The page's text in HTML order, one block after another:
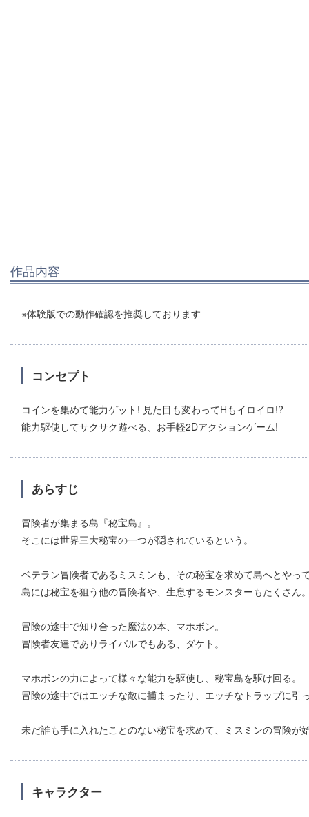
作品内容
※体験版での動作確認を推奨しております
コンセプト
コインを集めて能力ゲット! 見た目も変わってHもイロイロ!?
能力駆使してサクサク遊べる、お手軽2Dアクションゲーム!
あらすじ
冒険者が集まる島『秘宝島』。
そこには世界三大秘宝の一つが隠されているという。
ベテラン冒険者であるミスミンも、その秘宝を求めて島へとやっ
島には秘宝を狙う他の冒険者や、生息するモンスターもたくさん
冒険の途中で知り合った魔法の本、マホボン。
冒険者友達でありライバルでもある、ダケト。
マホボンの力によって様々な能力を駆使し、秘宝島を駆け回る。
冒険の途中ではエッチな敵に捕まったり、エッチなトラップに
未だ誰も手に入れたことのない秘宝を求めて、ミスミンの冒険が
キャラクター